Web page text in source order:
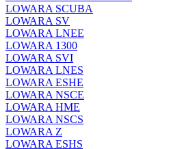
LOWARA SCUBA
LOWARA SV
LOWARA LNEE
LOWARA 1300
LOWARA SVI
LOWARA LNES
LOWARA ESHE
LOWARA NSCE
LOWARA HME
LOWARA NSCS
LOWARA Z
LOWARA ESHS